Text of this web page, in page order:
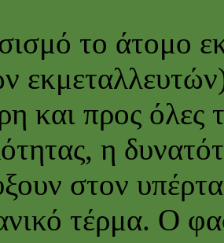
το άτομο
και προς όλες
η
στον
τέρμα. Ο